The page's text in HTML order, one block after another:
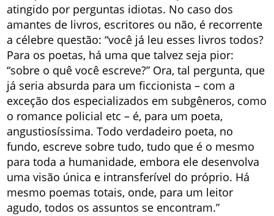
atingido por perguntas idiotas. No caso dos
amantes de livros, escritores ou não, é recorrente
a célebre questão: “você já leu esses livros todos?
Para os poetas, há uma que talvez seja pior:
“sobre o quê você escreve?” Ora, tal pergunta, que
já seria absurda para um ficcionista – com a
exceção dos especializados em subgêneros, como
o romance policial etc – é, para um poeta,
angustiosíssima. Todo verdadeiro poeta, no
fundo, escreve sobre tudo, tudo que é o mesmo
para toda a humanidade, embora ele desenvolva
uma visão única e intransferível do próprio. Há
mesmo poemas totais, onde, para um leitor
agudo, todos os assuntos se encontram.”